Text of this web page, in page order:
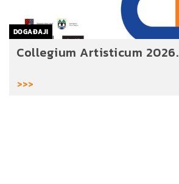
DOGAĐAJI
Collegium Artisticum 2026.
>>>